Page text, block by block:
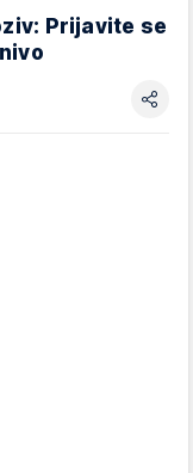
Prijavite se